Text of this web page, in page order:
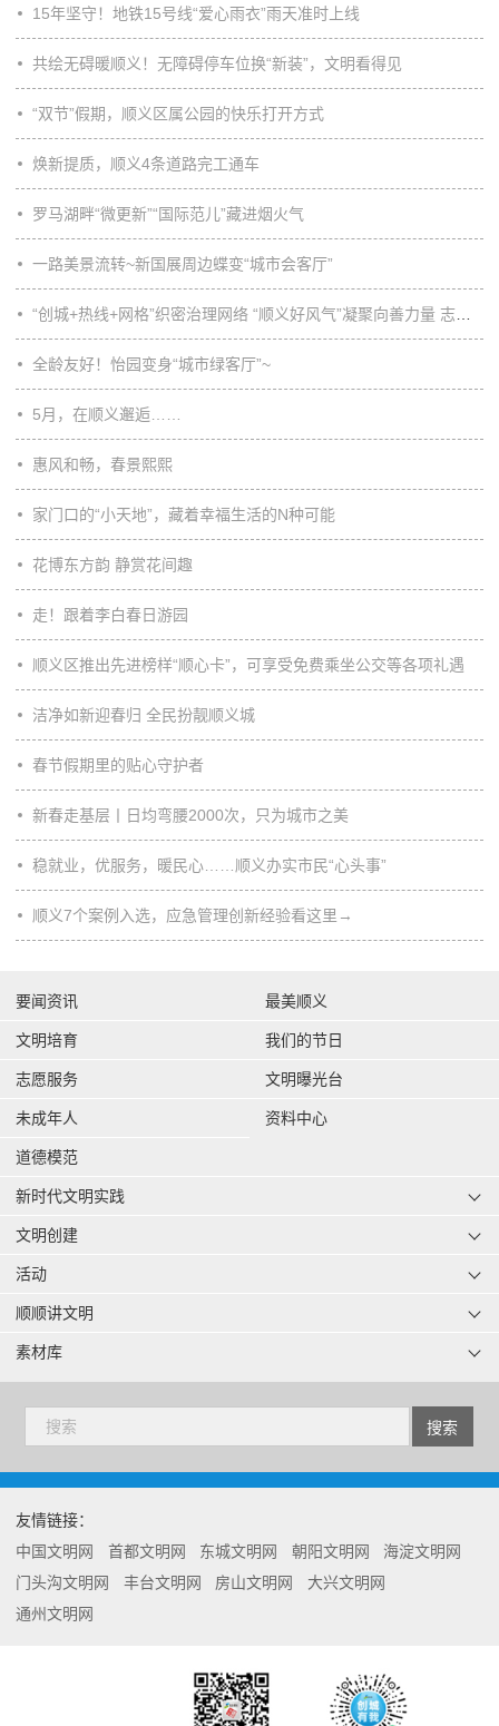
15年坚守！地铁15号线“爱心雨衣”雨天准时上线
共绘无碍暖顺义！无障碍停车位换“新装”，文明看得见
“双节”假期，顺义区属公园的快乐打开方式
焕新提质，顺义4条道路完工通车
罗马湖畔“微更新”“国际范儿”藏进烟火气
一路美景流转~新国展周边蝶变“城市会客厅”
“创城+热线+网格”织密治理网络 “顺义好风气”凝聚向善力量 志愿服务激发全民参与 顺义用精细功夫绣出文明底色
全龄友好！怡园变身“城市绿客厅”~
5月，在顺义邂逅……
惠风和畅，春景熙熙
家门口的“小天地”，藏着幸福生活的N种可能
花博东方韵 静赏花间趣
走！跟着李白春日游园
顺义区推出先进榜样“顺心卡”，可享受免费乘坐公交等各项礼遇
洁净如新迎春归 全民扮靓顺义城
春节假期里的贴心守护者
新春走基层丨日均弯腰2000次，只为城市之美
稳就业，优服务，暖民心……顺义办实市民“心头事”
顺义7个案例入选，应急管理创新经验看这里→
要闻资讯
文明培育
志愿服务
未成年人
道德模范
最美顺义
我们的节日
文明曝光台
资料中心
新时代文明实践
文明创建
活动
顺顺讲文明
素材库
友情链接：
中国文明网
首都文明网 东城文明网 朝阳文明网
海淀文明网
门头沟文明网
丰台文明网 房山文明网
大兴文明网
通州文明网